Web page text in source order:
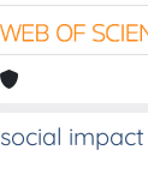
social impact